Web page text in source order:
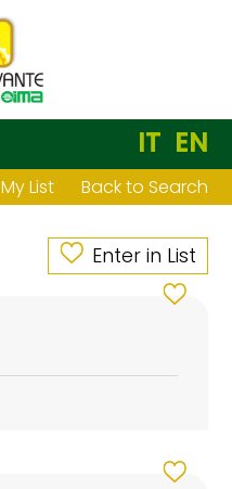
IT EN
My List Back to Search
Enter in List